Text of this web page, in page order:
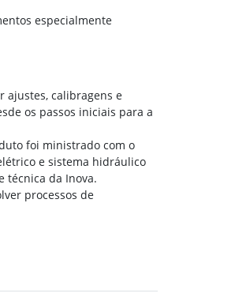
especialmente
ajustes, calibragens e
os passos iniciais para a
foi ministrado com o
e sistema hidráulico
técnica da Inova.
processos de